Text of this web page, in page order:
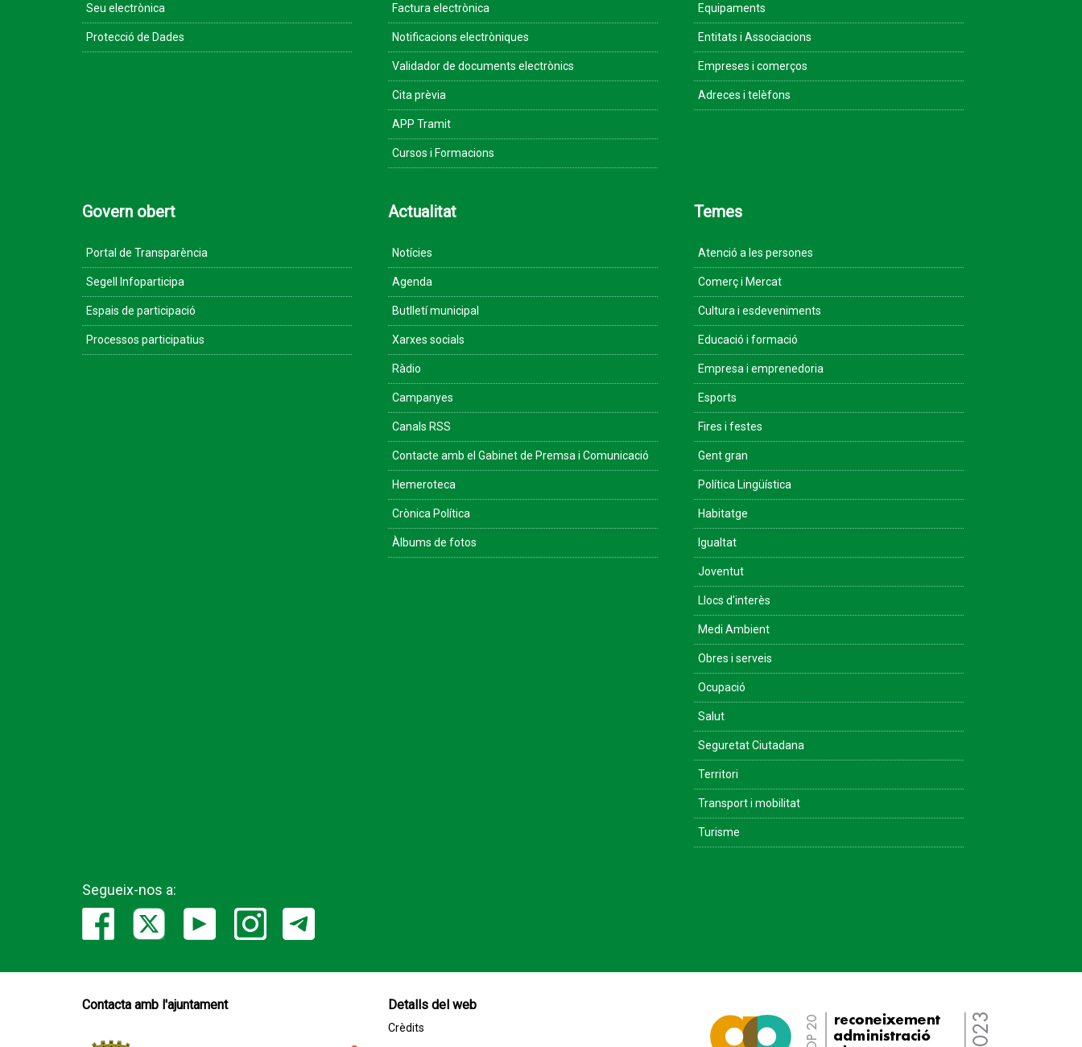
Seu electrònica
Protecció de Dades
Factura electrònica
Notificacions electròniques
Validador de documents electrònics
Cita prèvia
APP Tramit
Cursos i Formacions
Equipaments
Entitats i Associacions
Empreses i comerços
Adreces i telèfons
Govern obert
Portal de Transparència
Segell Infoparticipa
Espais de participació
Processos participatius
Actualitat
Notícies
Agenda
Butlletí municipal
Xarxes socials
Ràdio
Campanyes
Canals RSS
Contacte amb el Gabinet de Premsa i Comunicació
Hemeroteca
Crònica Política
Àlbums de fotos
Temes
Atenció a les persones
Comerç i Mercat
Cultura i esdeveniments
Educació i formació
Empresa i emprenedoria
Esports
Fires i festes
Gent gran
Política Lingüística
Habitatge
Igualtat
Joventut
Llocs d'interès
Medi Ambient
Obres i serveis
Ocupació
Salut
Seguretat Ciutadana
Territori
Transport i mobilitat
Turisme
Segueix-nos a:
Contacta amb l'ajuntament Detalls del web
Crèdits